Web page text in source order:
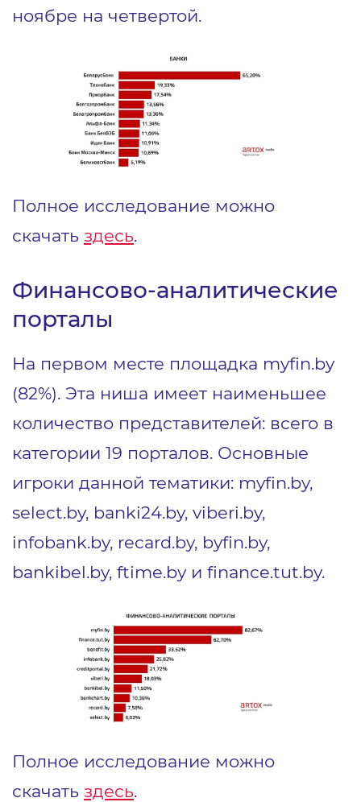
ноябре на четвертой.
Полное исследование можно
скачать здесь.
Финансово-аналитические
порталы
На первом месте площадка myfin.by
(82%). Эта ниша имеет наименьшее
количество представителей: всего в
категории 19 порталов. Основные
игроки данной тематики: myfin.by,
select.by, banki24.by, viberi.by,
infobank.by, recard.by, byfin.by,
bankibel.by, ftime.by и finance.tut.by.
Полное исследование можно
скачать здесь.